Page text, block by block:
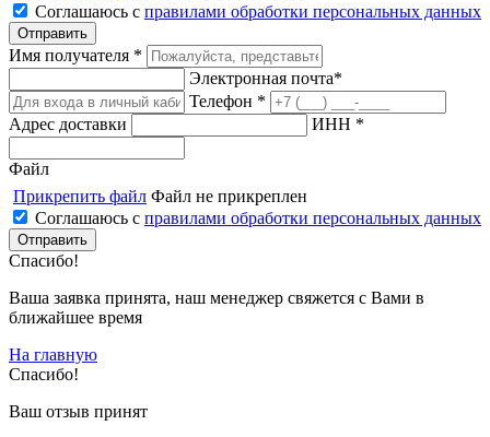
Соглашаюсь с правилами обработки персональных данных
Имя получателя *
Электронная почта*
Телефон *
Адрес доставки
ИНН *
Файл
Прикрепить файл Файл не прикреплен
Соглашаюсь с правилами обработки персональных данных
Спасибо!
Ваша заявка принята, наш менеджер свяжется с Вами в
ближайшее время
На главную
Спасибо!
Ваш отзыв принят